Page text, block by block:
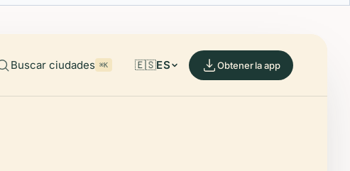
Buscar ciudades ⌘K 🇪🇸ES Obtener la app